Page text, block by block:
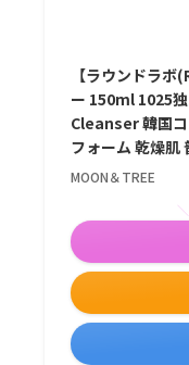
【ラウンドラ
ー 150ml 1025
Cleanser 韓国
フォーム 乾燥肌
MOON＆TREE